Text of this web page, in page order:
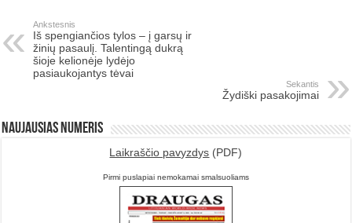
Ankstesnis
Iš spengiančios tylos – į garsų ir
žinių pasaulį. Talentingą dukrą
šioje kelionėje lydėjo
pasiaukojantys tėvai
Sekantis
Žydiški pasakojimai
Naujausias numeris
Laikraščio pavyzdys (PDF)
Pirmi puslapiai nemokamai smalsuoliams